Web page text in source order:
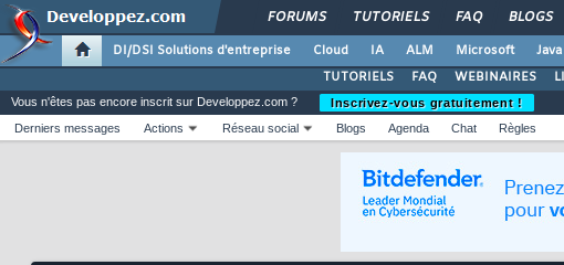
FORUMS TUTORIELS FAQ BLOGS
DI/DSI Solutions d'entreprise Cloud IA ALM Microsoft Java
TUTORIELS
FAQ WEBINAIRES
Vous n'êtes pas encore inscrit sur Developpez.com ?
Inscrivez-vous gratuitement !
Derniers messages
Actions Réseau social Blogs Agenda Chat Règles